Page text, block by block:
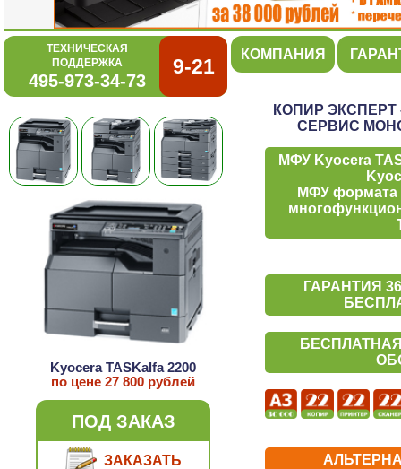
ТЕХНИЧЕСКАЯ
ПОДДЕРЖКА
495-973-34-73
9-21
КОМПАНИЯ
Kyocera TASKalfa 2200
по цене 27 800 рублей
ПОД ЗАКАЗ
ЗАКАЗАТЬ
КОПИР
СЕРВИС
МФУ Kyocera
МФУ формата
ГАРАНТИЯ